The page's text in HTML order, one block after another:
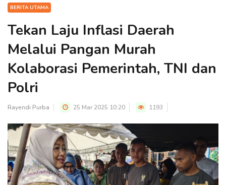
BERITA UTAMA
Tekan Laju Inflasi Daerah
Melalui Pangan Murah
Kolaborasi Pemerintah, TNI dan
Polri
Rayendi Purba 25 Mar 2025 10:20 1193